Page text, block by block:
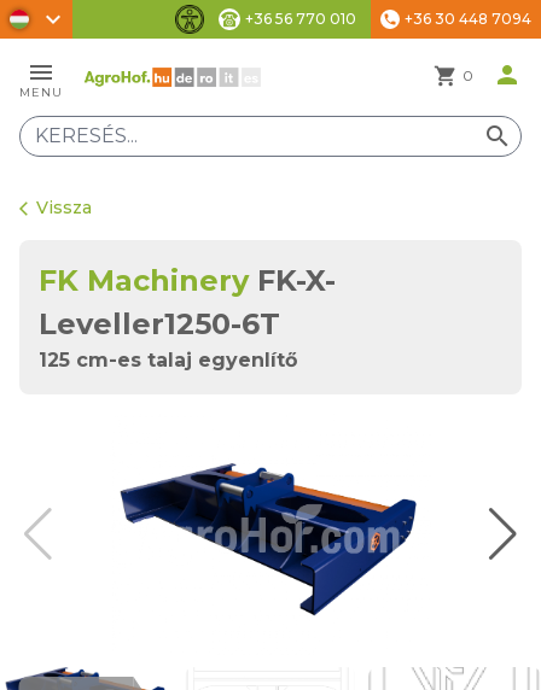
chevron_right
Akadálymentesítési beállítások
+36 56 770 010 phone +36 30 448 7094
menu
MENU
shopping_cart 0 person
search
arrow_back_ios Vissza
FK Machinery FK-X-
Leveller1250-6T
125 cm-es talaj egyenlítő